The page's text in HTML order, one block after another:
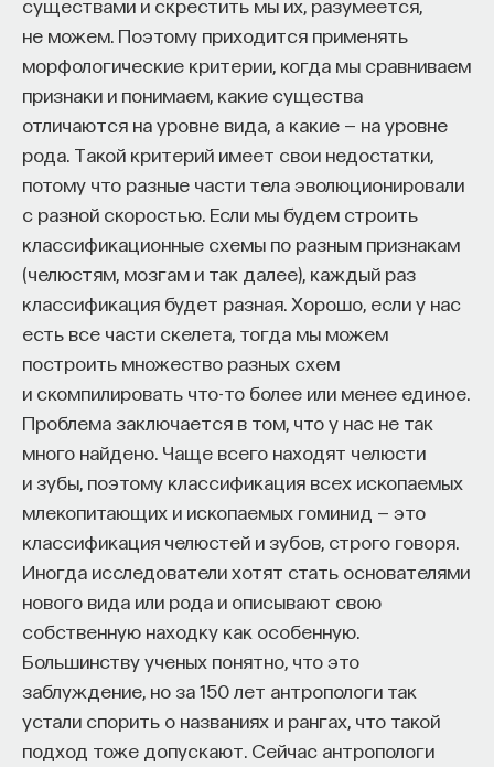
существами и скрестить мы их, разумеется,
не можем. Поэтому приходится применять
морфологические критерии, когда мы сравниваем
признаки и понимаем, какие существа
отличаются на уровне вида, а какие — на уровне
рода. Такой критерий имеет свои недостатки,
потому что разные части тела эволюционировали
с разной скоростью. Если мы будем строить
классификационные схемы по разным признакам
(челюстям, мозгам и так далее), каждый раз
классификация будет разная. Хорошо, если у нас
есть все части скелета, тогда мы можем
построить множество разных схем
и скомпилировать что-то более или менее единое.
Проблема заключается в том, что у нас не так
много найдено. Чаще всего находят челюсти
и зубы, поэтому классификация всех ископаемых
млекопитающих и ископаемых гоминид — это
классификация челюстей и зубов, строго говоря.
Иногда исследователи хотят стать основателями
нового вида или рода и описывают свою
собственную находку как особенную.
Большинству ученых понятно, что это
заблуждение, но за 150 лет антропологи так
устали спорить о названиях и рангах, что такой
подход тоже допускают. Сейчас антропологи